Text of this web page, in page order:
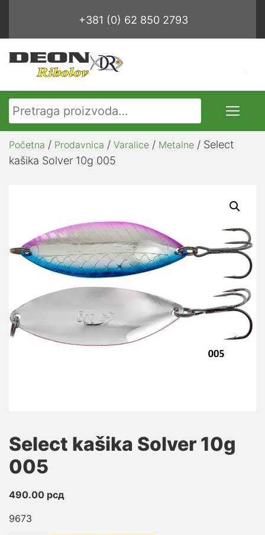
+381 (0) 62 850 2793
Pretraga za:
Početna / Prodavnica / Varalice / Metalne / Select
kašika Solver 10g 005
Select kašika Solver 10g
005
490.00 рсд
9673